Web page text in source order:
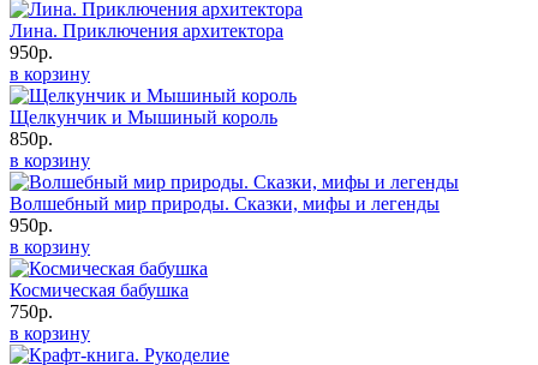
Лина. Приключения архитектора
950р.
в корзину
Щелкунчик и Мышиный король
850р.
в корзину
Волшебный мир природы. Сказки, мифы и легенды
950р.
в корзину
Космическая бабушка
750р.
в корзину